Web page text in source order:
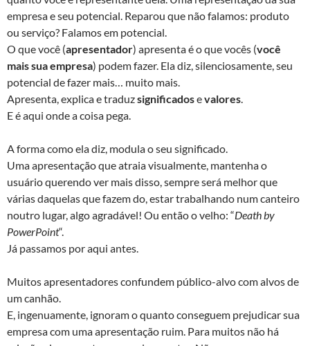
empresa e seu potencial. Reparou que não falamos: produto
ou serviço? Falamos em potencial.
O que você (apresentador) apresenta é o que vocês (você
mais sua empresa) podem fazer. Ela diz, silenciosamente, seu
potencial de fazer mais… muito mais.
Apresenta, explica e traduzsignificadosevalores
E é aqui onde a coisa pega.
A forma como ela diz, modula o seu significado.
Uma apresentação que atraia visualmente, mantenha o
usuário querendo ver mais disso, sempre será melhor que
várias daquelas que fazem do, estar trabalhando num canteiro
noutro lugar, algo agradável! Ou então o velho: “Death by
PowerPoint“.
Já passamos por aqui antes.
Muitos apresentadores confundem público-alvo com alvos de
um canhão.
E, ingenuamente, ignoram o quanto conseguem prejudicar sua
empresa com uma apresentação ruim. Para muitos não há